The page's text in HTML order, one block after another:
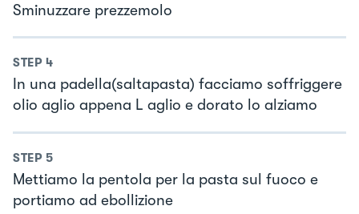
Sminuzzare prezzemolo
STEP 4
In una padella(saltapasta) facciamo soffriggere
olio aglio appena L aglio e dorato lo alziamo
STEP 5
Mettiamo la pentola per la pasta sul fuoco e
portiamo ad ebollizione